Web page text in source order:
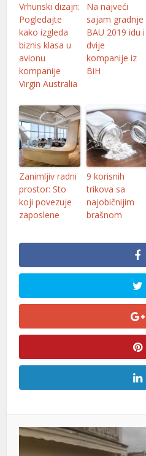
Vrhunski dizajn:
Pogledajte
kako izgleda
biznis klasa u
avionu
kompanije
Virgin Australia
Na najveći
sajam gradnje
BAU 2019 idu i
dvije
kompanije iz
BiH
Zanimljiv radni
prostor: Sto
koji povezuje
zaposlene
9 korisnih
trikova sa
najobičnijim
brašnom